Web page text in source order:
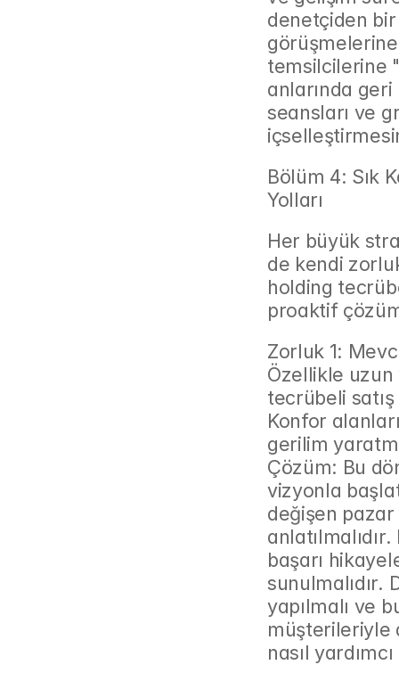
denetçiden
temsilcilerine
anlarında
seansları ve
Bölüm 4: Sık
Yolları
Her büyük
de kendi
holding
proaktif
Zorluk 1:
Özellikle uzun
tecrübeli
Konfor
gerilim
Çözüm: Bu
vizyonla
değişen
başarı
yapılmalı ve
müşterileriyle
nasıl